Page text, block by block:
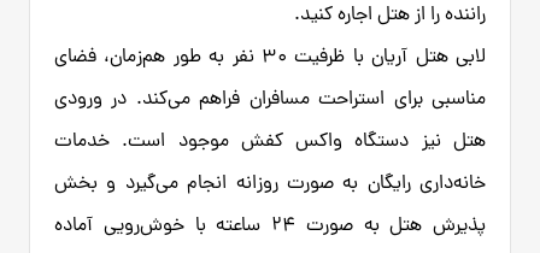
راننده را از هتل اجاره کنید.
لابی هتل آریان با ظرفیت ۳۰ نفر به طور هم‌زمان، فضای
مناسبی برای استراحت مسافران فراهم می‌کند. در ورودی
هتل نیز دستگاه واکس کفش موجود است. خدمات
خانه‌داری رایگان به صورت روزانه انجام می‌گیرد و بخش
پذیرش هتل به صورت ۲۴ ساعته با خوش‌رویی آماده